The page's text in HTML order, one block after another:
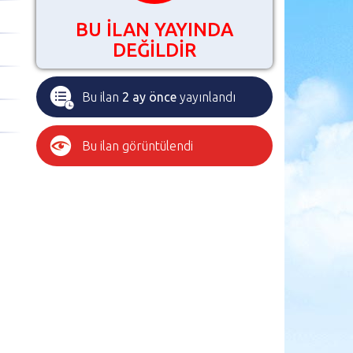
BU İLAN YAYINDA
DEĞİLDİR
Bu ilan 2 ay önce yayınlandı
Bu ilan görüntülendi